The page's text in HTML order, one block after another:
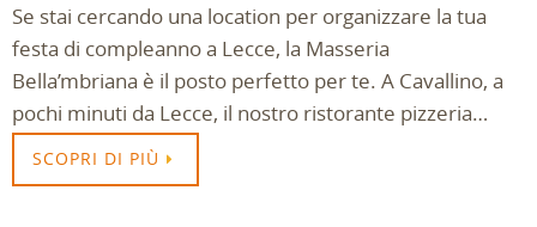
Se stai cercando una location per organizzare la tua
festa di compleanno a Lecce, la Masseria
Bella’mbriana è il posto perfetto per te. A Cavallino, a
pochi minuti da Lecce, il nostro ristorante pizzeria…
SCOPRI DI PIÙ